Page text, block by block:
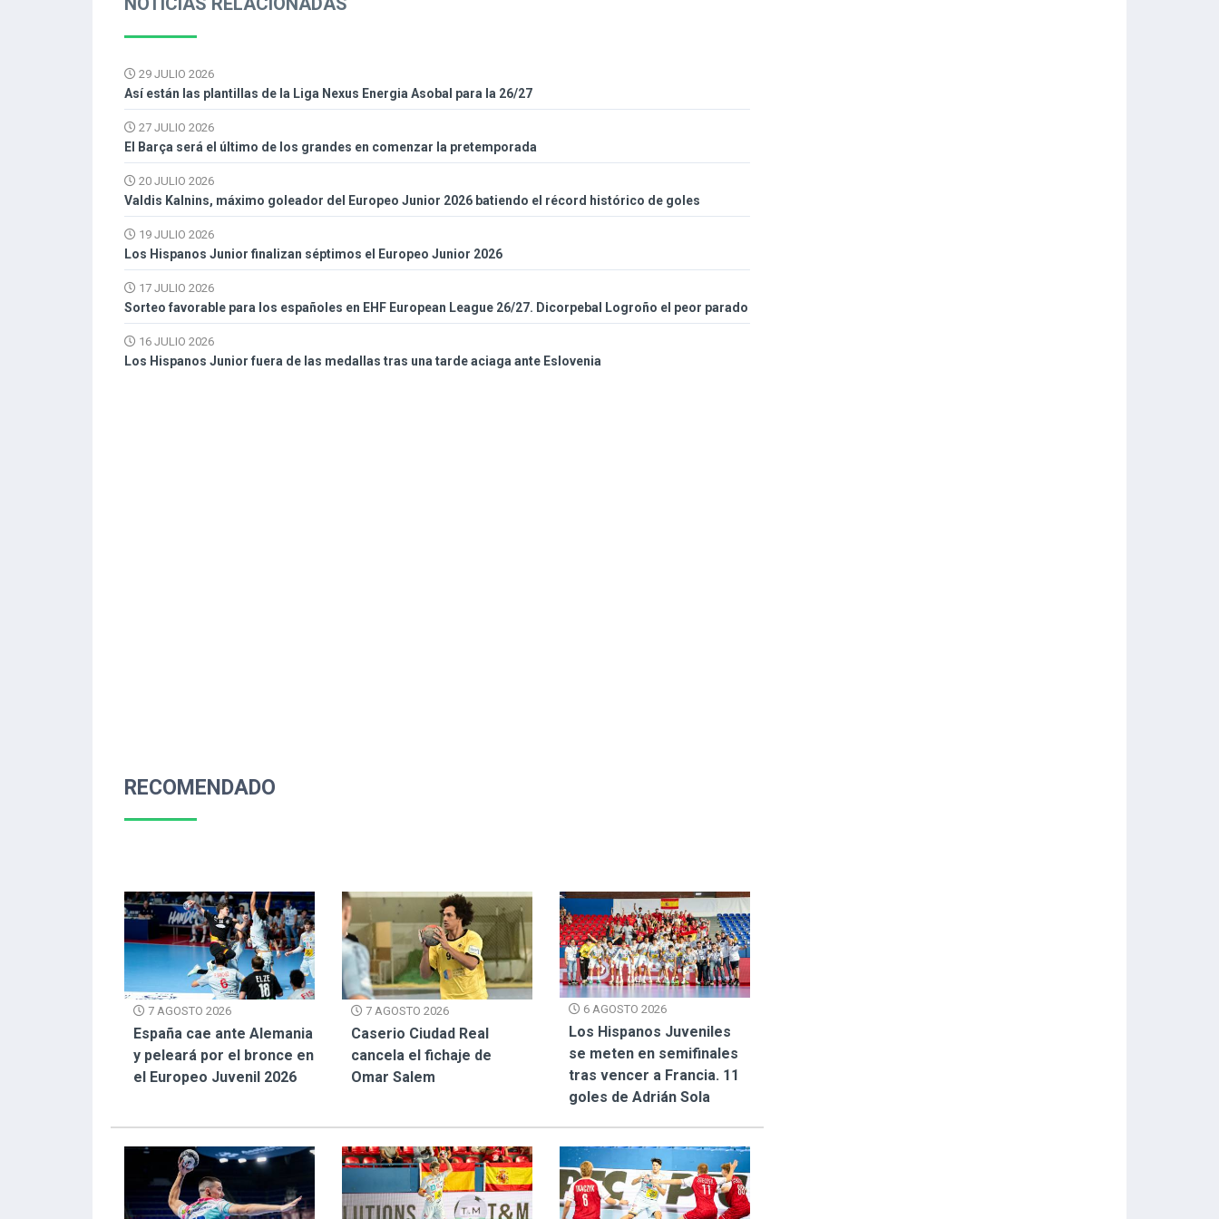
29 JULIO 2026
Así están las plantillas de la Liga Nexus Energia Asobal para la 26/27
27 JULIO 2026
El Barça será el último de los grandes en comenzar la pretemporada
20 JULIO 2026
Valdis Kalnins, máximo goleador del Europeo Junior 2026 batiendo el récord histórico de goles
19 JULIO 2026
Los Hispanos Junior finalizan séptimos el Europeo Junior 2026
17 JULIO 2026
Sorteo favorable para los españoles en EHF European League 26/27. Dicorpebal Logroño el peor parado
16 JULIO 2026
Los Hispanos Junior fuera de las medallas tras una tarde aciaga ante Eslovenia
RECOMENDADO
7 AGOSTO 2026
España cae ante Alemania
y peleará por el bronce en
el Europeo Juvenil 2026
7 AGOSTO 2026
Caserio Ciudad Real
cancela el fichaje de
Omar Salem
6 AGOSTO 2026
Los Hispanos Juveniles
se meten en semifinales
tras vencer a Francia. 11
goles de Adrián Sola